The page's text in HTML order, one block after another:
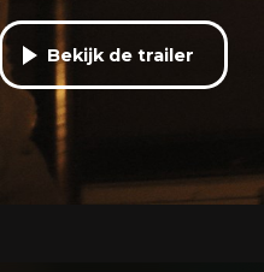
Bekijk de trailer